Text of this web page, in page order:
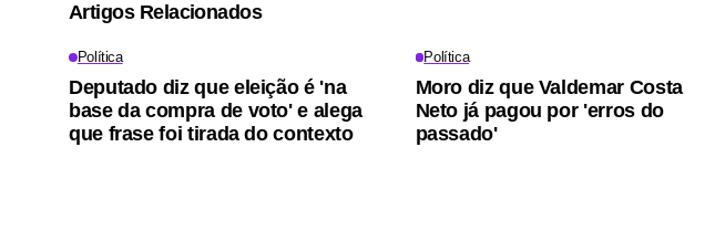
Artigos Relacionados
Política
Deputado diz que eleição é 'na
base da compra de voto' e alega
que frase foi tirada do contexto
Política
Moro diz que Valdemar Costa
Neto já pagou por 'erros do
passado'